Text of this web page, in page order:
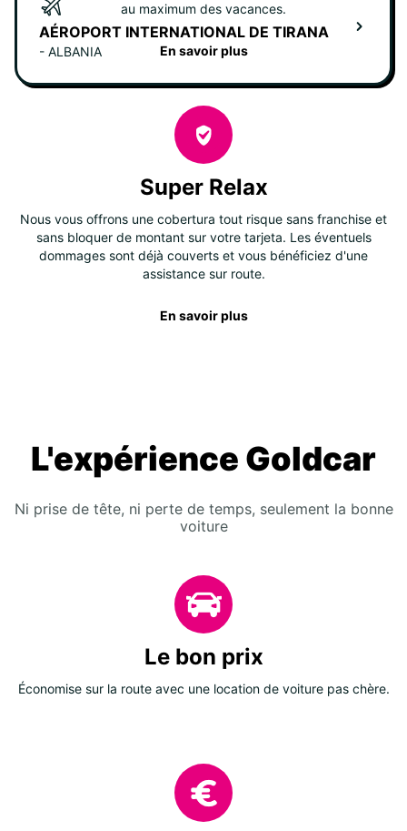
AÉROPORT INTERNATIONAL DE TIRANA
- ALBANIA
au maximum des vacances.
En savoir plus
Super Relax
Nous vous offrons une cobertura tout risque sans franchise et
sans bloquer de montant sur votre tarjeta. Les éventuels
dommages sont déjà couverts et vous bénéficiez d'une
assistance sur route.
En savoir plus
L'expérience Goldcar
Ni prise de tête, ni perte de temps, seulement la bonne
voiture
Le bon prix
Économise sur la route avec une location de voiture pas chère.